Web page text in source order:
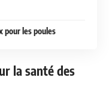
pour les poules
la santé des